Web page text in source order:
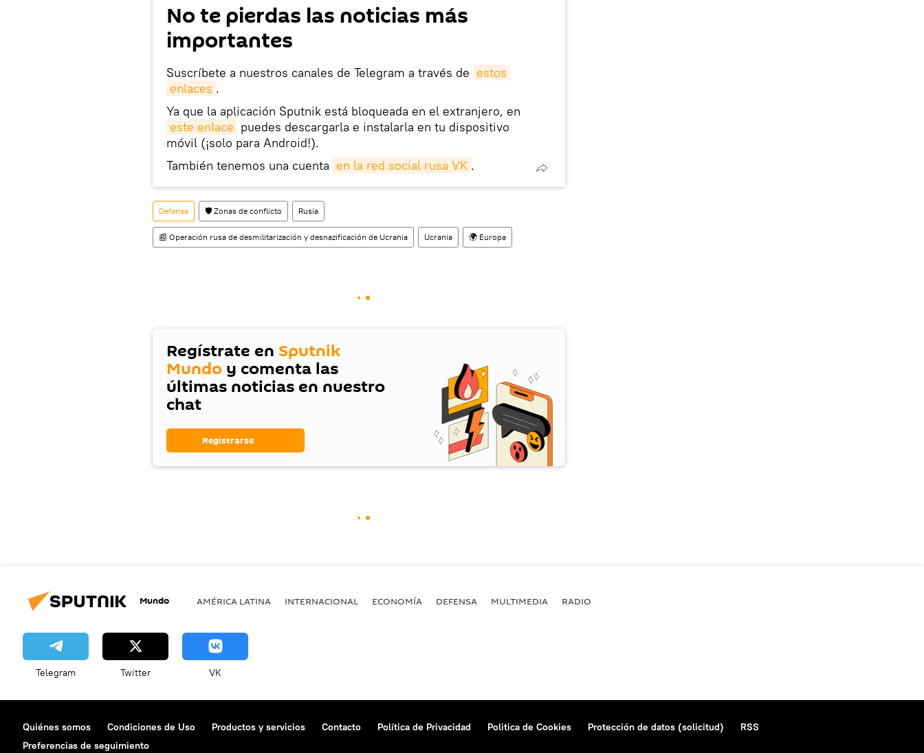
No te pierdas las noticias más
importantes
Suscríbete a nuestros canales de Telegram a través de estos
enlaces .
Ya que la aplicación Sputnik está bloqueada en el extranjero, en
este enlace puedes descargarla e instalarla en tu dispositivo
móvil (¡solo para Android!).
También tenemos una cuenta en la red social rusa VK .
Defensa 🛡️ Zonas de conflicto Rusia
📰 Operación rusa de desmilitarización y desnazificación de Ucrania Ucrania 🌍 Europa
Regístrate en Sputnik
Mundo y comenta las
últimas noticias en nuestro
chat
Registrarse
Mundo AMÉRICA LATINA INTERNACIONAL ECONOMÍA DEFENSA MULTIMEDIA RADIO
Telegram Twitter VK
Quiénes somos Condiciones de Uso Productos y servicios Contacto Política de Privacidad Politica de Cookies Protección de datos (solicitud)
RSS
Preferencias de seguimiento